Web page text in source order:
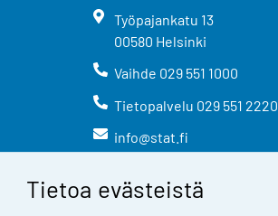
Tietoa evästeistä
Työpajankatu 13
00580 Helsinki
Vaihde 029 551 1000
Tietopalvelu 029 551 2220
info@stat.fi